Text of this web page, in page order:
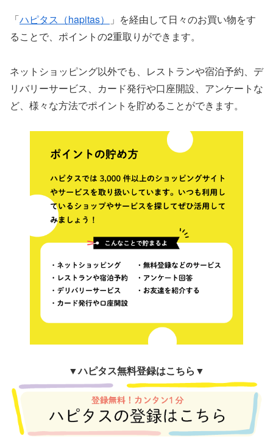
「ハピタス（hapitas）
」を経由して日々のお買い物をす
ることで、ポイントの2重取りができます。
ネットショッピング以外でも、レストランや宿泊予約、デ
リバリーサービス、カード発行や口座開設、アンケートな
ど、様々な方法でポイントを貯めることができます。
▼ハピタス無料登録はこちら▼